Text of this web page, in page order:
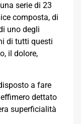
serie di 23
composta, di
uno degli
di tutti questi
il dolore,
a fare
effimero dettato
superficialità